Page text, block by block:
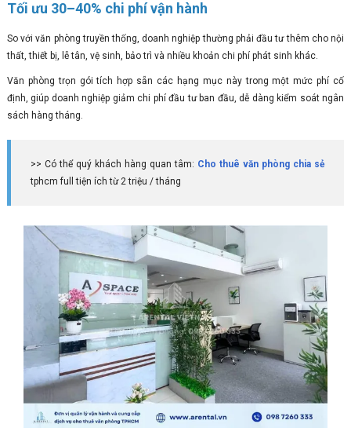
Tối ưu 30–40% chi phí vận hành
So với văn phòng truyền thống, doanh nghiệp thường phải đầu tư thêm cho nội
thất, thiết bị, lễ tân, vệ sinh, bảo trì và nhiều khoản chi phí phát sinh khác.
Văn phòng trọn gói tích hợp sẵn các hạng mục này trong một mức phí cố
định, giúp doanh nghiệp giảm chi phí đầu tư ban đầu, dễ dàng kiểm soát ngân
sách hàng tháng.
>> Có thể quý khách hàng quan tâm: Cho thuê văn phòng chia sẻ
tphcm full tiện ích từ 2 triệu / tháng